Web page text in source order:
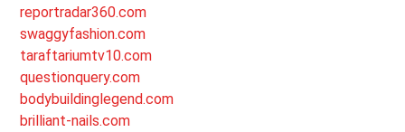
reportradar360.com
swaggyfashion.com
taraftariumtv10.com
questionquery.com
bodybuildinglegend.com
brilliant-nails.com